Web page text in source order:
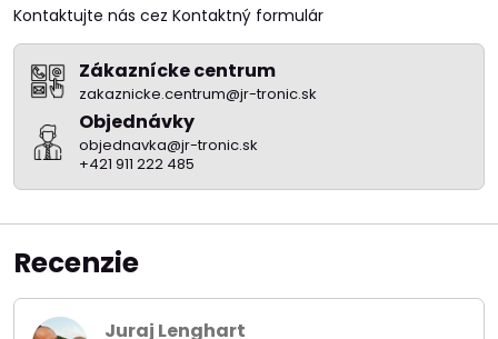
Kontaktujte nás cez Kontaktný formulár
Zákaznícke centrum
zakaznicke.centrum@jr-tronic.sk
Objednávky
objednavka@jr-tronic.sk
+421 911 222 485
Recenzie
Juraj Lenghart